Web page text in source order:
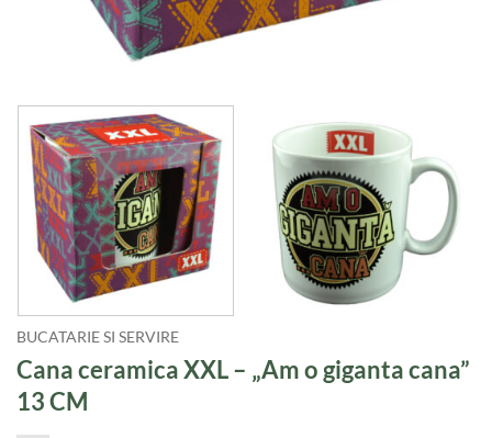
BUCATARIE SI SERVIRE
Cana ceramica XXL – „Am o giganta cana”
13 CM